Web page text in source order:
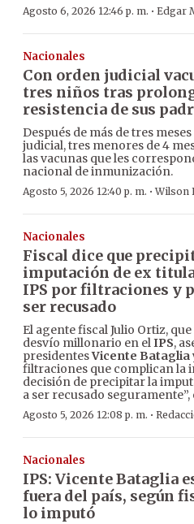
Agosto 6, 2026 12:46 p. m. · Edgar
Nacionales
Con orden judicial
tres niños tras
resistencia de sus
Después de más de tres
judicial, tres menores de 4
las vacunas que les
nacional de inmunización.
Agosto 5, 2026 12:40 p. m. ·Wilson
Nacionales
Fiscal dice que
imputación de ex
IPS por filtraciones y
ser recusado
El agente fiscal Julio Ortiz,
desvío millonario en elIPS,
presidentesVicente Bataglia
filtraciones que complican la
decisión de precipitar la
a ser recusado seguramente”,
Agosto 5, 2026 12:08 p. m. ·
Nacionales
IPS: Vicente Bataglia
fuera del país, según
lo imputó